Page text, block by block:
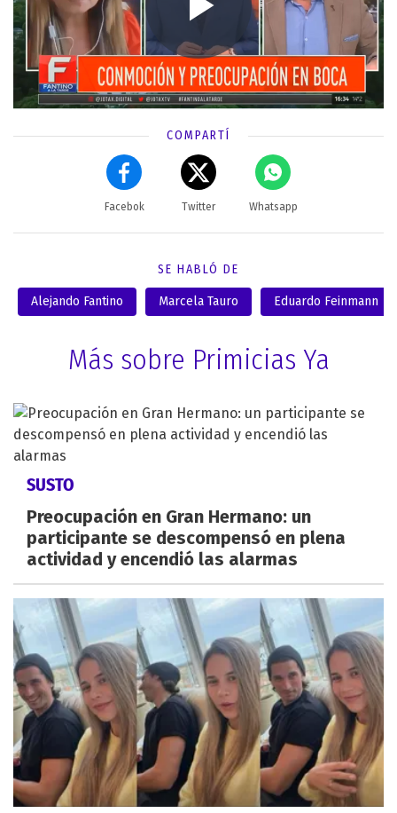
COMPARTÍ
Facebok Twitter Whatsapp
SE HABLÓ DE
Alejando Fantino Marcela Tauro Eduardo Feinmann
Más sobre Primicias Ya
SUSTO
Preocupación en Gran Hermano: un
participante se descompensó en plena
actividad y encendió las alarmas